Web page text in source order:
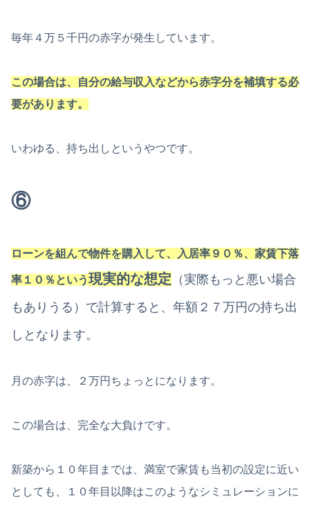
毎年４万５千円の赤字が発生しています。
この場合は、自分の給与収入などから赤字分を補填する必
要があります。
いわゆる、持ち出しというやつです。
⑥
ローンを組んで物件を購入して、入居率９０％、家賃下落
率１０％という現実的な想定 （実際もっと悪い場合
もありうる）で計算すると、年額２７万円の持ち出
しとなります。
月の赤字は、２万円ちょっとになります。
この場合は、完全な大負けです。
新築から１０年目までは、満室で家賃も当初の設定に近い
としても、１０年目以降はこのようなシミュレーションに